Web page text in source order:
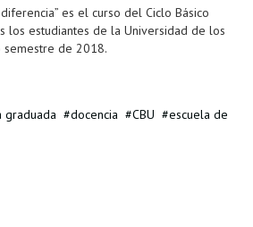
es el curso del Ciclo Básico
los estudiantes de la Universidad de los
semestre de 2018.
graduada docencia CBU
escuela de